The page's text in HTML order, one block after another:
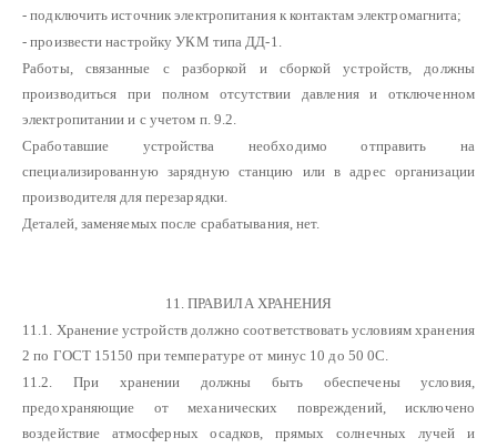
- подключить источник электропитания к контактам электромагнита;
- произвести настройку УКМ типа ДД-1.
Работы, связанные с разборкой и сборкой устройств, должны
производиться при полном отсутствии давления и отключенном
электропитании и с учетом п. 9.2.
Сработавшие устройства необходимо отправить на
специализированную зарядную станцию или в адрес организации
производителя для перезарядки.
Деталей, заменяемых после срабатывания, нет.
11. ПРАВИЛА ХРАНЕНИЯ
11.1. Хранение устройств должно соответствовать условиям хранения
2 по ГОСТ 15150 при температуре от минус 10 до 50 0С.
11.2. При хранении должны быть обеспечены условия,
предохраняющие от механических повреждений, исключено
воздействие атмосферных осадков, прямых солнечных лучей и